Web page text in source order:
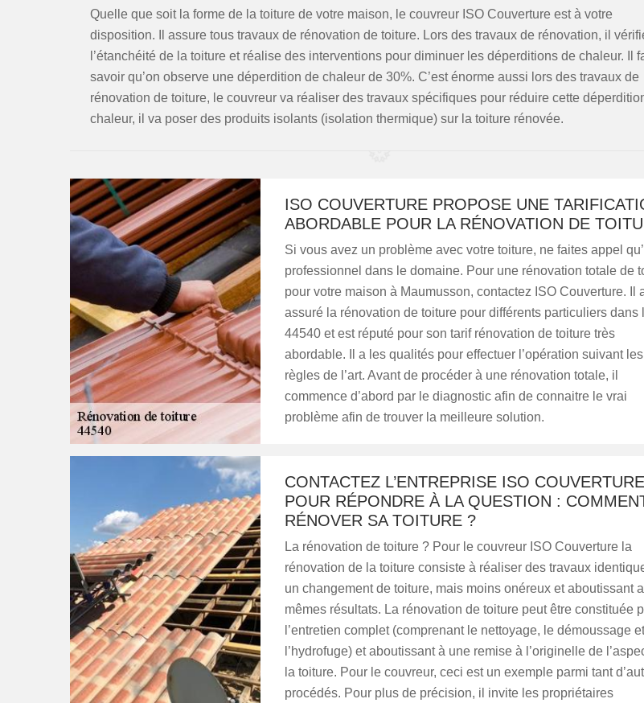
Quelle que soit la forme de la toiture de votre maison, le couvreur ISO Couverture est à votre
disposition. Il assure tous travaux de rénovation de toiture. Lors des travaux de rénovation, il
l’étanchéité de la toiture et réalise des interventions pour diminuer les déperditions de chaleur. Il
savoir qu’on observe une déperdition de chaleur de 30%. C’est énorme aussi lors des travaux de
rénovation de toiture, le couvreur va réaliser des travaux spécifiques pour réduire cette
chaleur, il va poser des produits isolants (isolation thermique) sur la toiture rénovée.
ISO COUVERTURE PROPOSE UNE
ABORDABLE POUR LA RÉNOVATION DE
Si vous avez un problème avec votre toiture, ne faites appel
professionnel dans le domaine. Pour une rénovation totale de
pour votre maison à Maumusson, contactez ISO Couverture. Il
assuré la rénovation de toiture pour différents particuliers dans
44540 et est réputé pour son tarif rénovation de toiture très
abordable. Il a les qualités pour effectuer l’opération suivant les
règles de l’art. Avant de procéder à une rénovation totale, il
commence d’abord par le diagnostic afin de connaitre le vrai
problème afin de trouver la meilleure solution.
CONTACTEZ L’ENTREPRISE ISO COUVERTURE
POUR RÉPONDRE À LA QUESTION :
RÉNOVER SA TOITURE ?
La rénovation de toiture ? Pour le couvreur ISO Couverture la
rénovation de la toiture consiste à réaliser des travaux
un changement de toiture, mais moins onéreux et aboutissant
mêmes résultats. La rénovation de toiture peut être constituée
l’entretien complet (comprenant le nettoyage, le démoussage et
l’hydrofuge) et aboutissant à une remise à l’originelle de
la toiture. Pour le couvreur, ceci est un exemple parmi tant
procédés. Pour plus de précision, il invite les propriétaires